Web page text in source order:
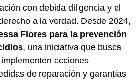
con debida diligencia y el
a la verdad. Desde 2024,
Flores para la prevención
, una iniciativa que busca
acciones
de reparación y garantías